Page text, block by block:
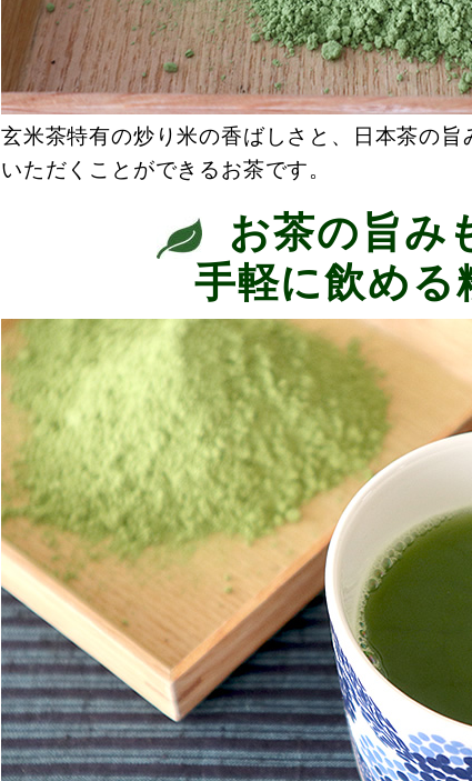
玄米茶特有の炒り米の香ばしさと、日本茶の
いただくことができるお茶です。
お茶の旨み
手軽に飲める